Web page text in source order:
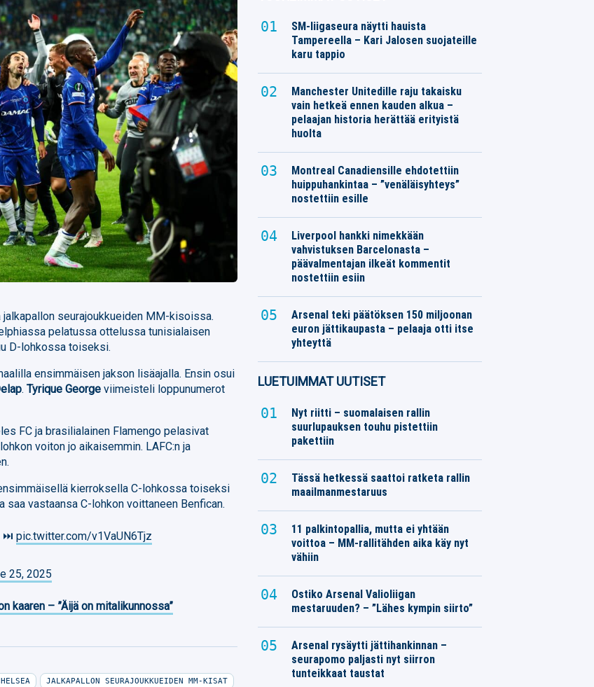
seurajoukkueiden MM-kisoissa.
pelatussa ottelussa tunisialaisen
D-lohkossa toiseksi.
ensimmäisen jakson lisäajalla. Ensin osui
.Tyrique George viimeisteli loppunumerot
FC ja brasilialainen Flamengo pelasivat
voiton jo aikaisemmin. LAFC:n ja
kierroksella C-lohkossa toiseksi
saa vastaansa C-lohkon voittaneen Benfican.
⏭️pic.twitter.com/v1VaUN6Tjz
25, 2025
kaaren – ”Äijä on mitalikunnossa”
JALKAPALLON SEURAJOUKKUEIDEN MM-KISAT
SM-liigaseura näytti hauista
Tampereella – Kari Jalosen suojateille
karu tappio
Manchester Unitedille raju takaisku
vain hetkeä ennen kauden alkua –
pelaajan historia herättää erityistä
huolta
Montreal Canadiensille ehdotettiin
huippuhankintaa – ”venäläisyhteys”
nostettiin esille
Liverpool hankki nimekkään
vahvistuksen Barcelonasta –
päävalmentajan ilkeät kommentit
nostettiin esiin
Arsenal teki päätöksen 150 miljoonan
euron jättikaupasta – pelaaja otti itse
yhteyttä
LUETUIMMAT UUTISET
Nyt riitti – suomalaisen rallin
suurlupauksen touhu pistettiin
pakettiin
Tässä hetkessä saattoi ratketa rallin
maailmanmestaruus
11 palkintopallia, mutta ei yhtään
voittoa – MM-rallitähden aika käy nyt
vähiin
Ostiko Arsenal Valioliigan
mestaruuden? – ”Lähes kympin siirto”
Arsenal rysäytti jättihankinnan –
seurapomo paljasti nyt siirron
tunteikkaat taustat